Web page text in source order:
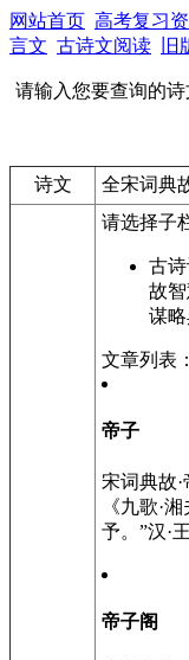
网站首页 高考复习
言文 古诗文阅读
请输入您要查询的诗
诗文 全宋词典
请选择子
古
故
谋
文章列表：
帝子
宋词典故
《九歌·
予。”汉·
帝子阁